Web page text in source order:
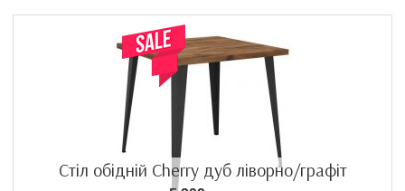
Стіл обідній Cherry дуб ліворно/графіт